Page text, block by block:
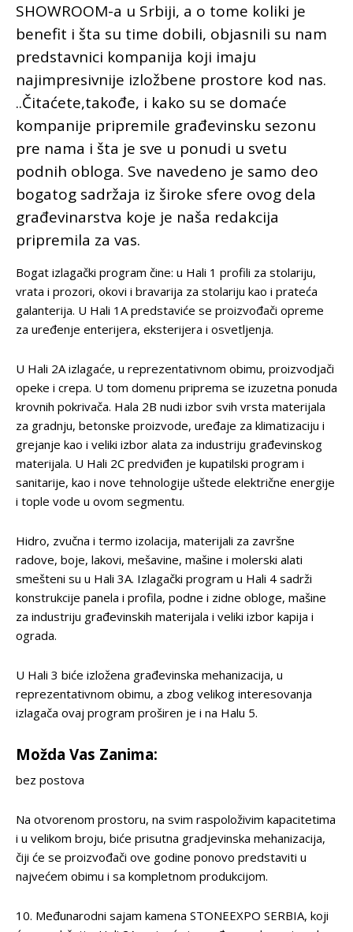
SHOWROOM-a u Srbiji, a o tome koliki je
benefit i šta su time dobili, objasnili su nam
predstavnici kompanija koji imaju
najimpresivnije izložbene prostore kod nas.
..Čitaćete,takođe, i kako su se domaće
kompanije pripremile građevinsku sezonu
pre nama i šta je sve u ponudi u svetu
podnih obloga. Sve navedeno je samo deo
bogatog sadržaja iz široke sfere ovog dela
građevinarstva koje je naša redakcija
pripremila za vas.
Bogat izlagački program čine: u Hali 1 profili za stolariju,
vrata i prozori, okovi i bravarija za stolariju kao i prateća
galanterija. U Hali 1A predstaviće se proizvođači opreme
za uređenje enterijera, eksterijera i osvetljenja.
U Hali 2A izlagaće, u reprezentativnom obimu, proizvodjači
opeke i crepa. U tom domenu priprema se izuzetna ponuda
krovnih pokrivača. Hala 2B nudi izbor svih vrsta materijala
za gradnju, betonske proizvode, uređaje za klimatizaciju i
grejanje kao i veliki izbor alata za industriju građevinskog
materijala. U Hali 2C predviđen je kupatilski program i
sanitarije, kao i nove tehnologije uštede električne energije
i tople vode u ovom segmentu.
Hidro, zvučna i termo izolacija, materijali za završne
radove, boje, lakovi, mešavine, mašine i molerski alati
smešteni su u Hali 3A. Izlagački program u Hali 4 sadrži
konstrukcije panela i profila, podne i zidne obloge, mašine
za industriju građevinskih materijala i veliki izbor kapija i
ograda.
U Hali 3 biće izložena građevinska mehanizacija, u
reprezentativnom obimu, a zbog velikog interesovanja
izlagača ovaj program proširen je i na Halu 5.
Možda Vas Zanima:
bez postova
Na otvorenom prostoru, na svim raspoloživim kapacitetima
i u velikom broju, biće prisutna gradjevinska mehanizacija,
čiji će se proizvođači ove godine ponovo predstaviti u
najvećem obimu i sa kompletnom produkcijom.
10. Međunarodni sajam kamena STONEEXPO SERBIA, koji